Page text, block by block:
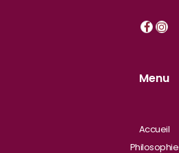
Menu
Accueil
Philosophie